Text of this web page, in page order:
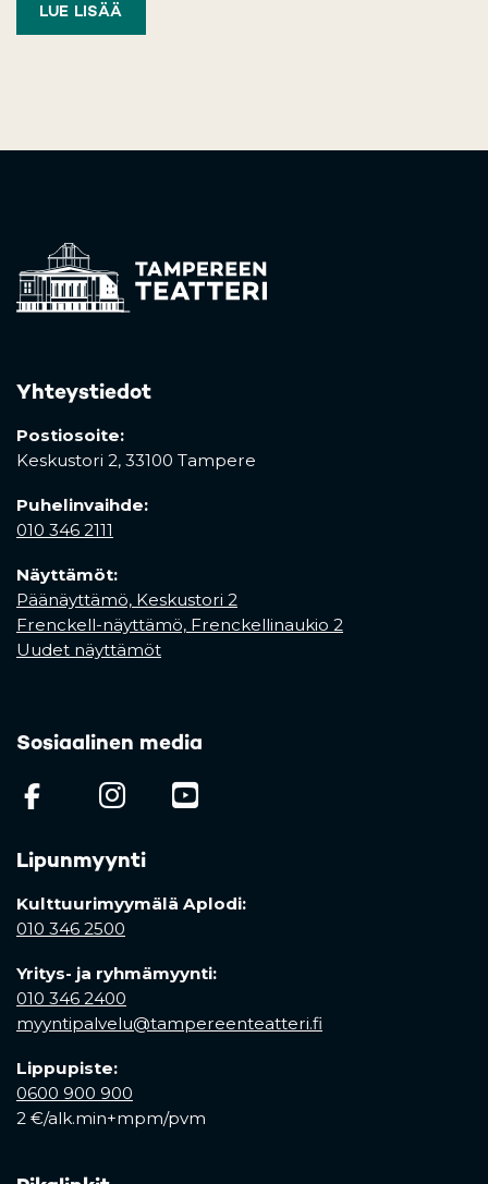
LUE LISÄÄ
Yhteystiedot
Postiosoite:
Keskustori 2, 33100 Tampere
Puhelinvaihde:
010 346 2111
Näyttämöt:
Päänäyttämö, Keskustori 2
Frenckell-näyttämö, Frenckellinaukio 2
Uudet näyttämöt
Sosiaalinen media
(opens in a new tab)
(opens in a new tab)
Lipunmyynti
Kulttuurimyymälä Aplodi:
010 346 2500
Yritys- ja ryhmämyynti:
010 346 2400
myyntipalvelu@tampereenteatteri.fi
Lippupiste:
0600 900 900
2 €/alk.min+mpm/pvm